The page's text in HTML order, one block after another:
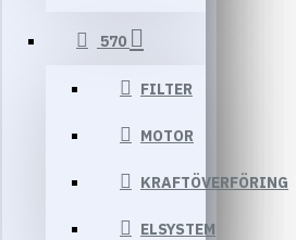
570
FILTER
MOTOR
KRAFTÖVERFÖRING
ELSYSTEM